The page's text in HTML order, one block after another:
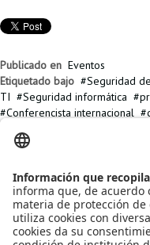
Publicado en Eventos
Etiquetado bajo
Seguridad
TI
Seguridad informática
Conferencista internacional
Artículos relacionados
Ciclo de seminarios en
ciberseguridad en
Participa en la Maratón
Charla informativa